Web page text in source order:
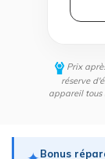
Prix
réserve
appareil tous
Bonus